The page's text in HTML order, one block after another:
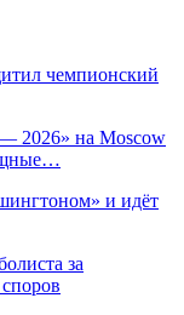
чемпионский
на Moscow
и идёт
за